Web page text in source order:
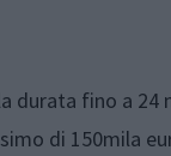
durata fino a 24
di 150mila